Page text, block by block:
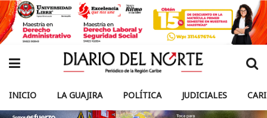
INICIO LA GUAJIRA POLÍTICA JUDICIALES